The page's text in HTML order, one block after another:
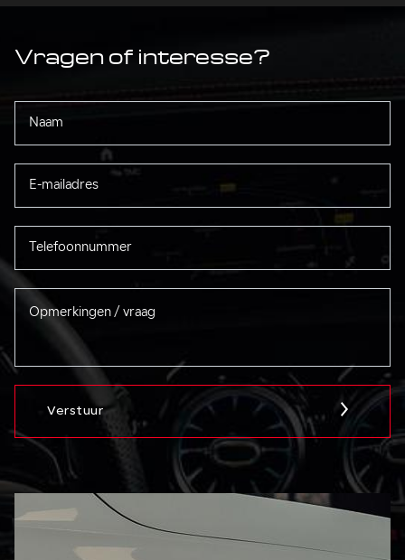
Vragen of interesse?
Verstuur